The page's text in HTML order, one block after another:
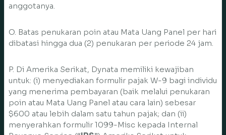
anggotanya.
O. Batas penukaran poin atau Mata Uang Panel per hari
dibatasi hingga dua (2) penukaran per periode 24 jam.
P. Di Amerika Serikat, Dynata memiliki kewajiban
untuk: (i) menyediakan formulir pajak W-9 bagi individu
yang menerima pembayaran (baik melalui penukaran
poin atau Mata Uang Panel atau cara lain) sebesar
$600 atau lebih dalam satu tahun pajak; dan (ii)
menyerahkan formulir 1099-Misc kepada Internal